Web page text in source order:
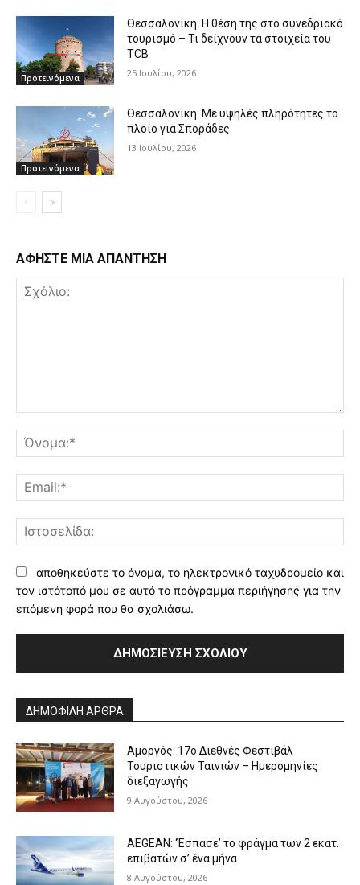
Προτεινόμενα
Θεσσαλονίκη: Η θέση της στο συνεδριακό
τουρισμό – Τι δείχνουν τα στοιχεία του
TCB
25 Ιουλίου, 2026
Προτεινόμενα
Θεσσαλονίκη: Με υψηλές πληρότητες το
πλοίο για Σποράδες
13 Ιουλίου, 2026
ΑΦΗΣΤΕ ΜΙΑ ΑΠΑΝΤΗΣΗ
αποθηκεύστε το όνομα, το ηλεκτρονικό ταχυδρομείο και
τον ιστότοπό μου σε αυτό το πρόγραμμα περιήγησης για την
επόμενη φορά που θα σχολιάσω.
ΔΗΜΟΦΙΛΗ ΑΡΘΡΑ
Αμοργός: 17ο Διεθνές Φεστιβάλ
Τουριστικών Ταινιών – Ημερομηνίες
διεξαγωγής
9 Αυγούστου, 2026
AEGEAN: ‘Έσπασε’ το φράγμα των 2 εκατ.
επιβατών σ’ ένα μήνα
8 Αυγούστου, 2026